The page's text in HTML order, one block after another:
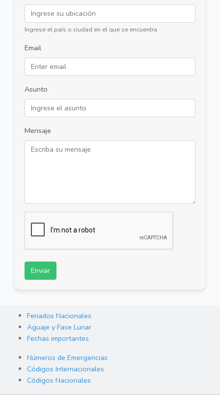
Ingrese el país o ciudad en el que se encuentra
Email
Asunto
Mensaje
Enviar
Feriados Nacionales
Aguaje y Fase Lunar
Fechas importantes
Números de Emergencias
Códigos Internacionales
Códigos Nacionales